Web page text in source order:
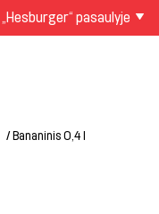
„Hesburger“ pasaulyje
Bananinis 0,4 l